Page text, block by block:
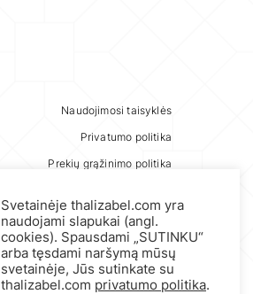
Naudojimosi taisyklės
Privatumo politika
Prekių grąžinimo politika
Svetainėje thalizabel.com yra
naudojami slapukai (angl.
cookies). Spausdami „SUTINKU“
arba tęsdami naršymą mūsų
svetainėje, Jūs sutinkate su
thalizabel.com privatumo politika.